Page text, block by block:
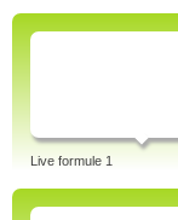
Live formule 1